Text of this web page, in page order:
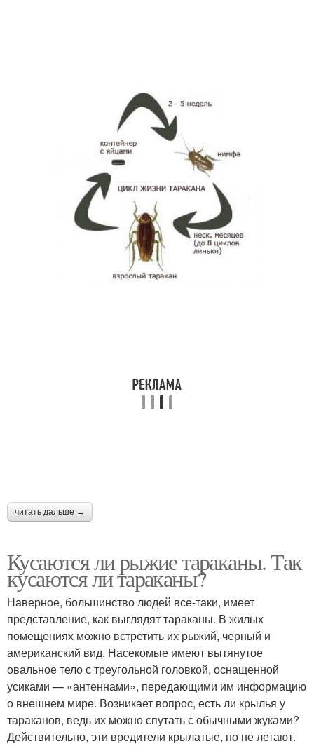
читать дальше →
Кусаются ли рыжие тараканы. Так
кусаются ли тараканы?
Наверное, большинство людей все-таки, имеет
представление, как выглядят тараканы. В жилых
помещениях можно встретить их рыжий, черный и
американский вид. Насекомые имеют вытянутое
овальное тело с треугольной головкой, оснащенной
усиками — «антеннами», передающими им информацию
о внешнем мире. Возникает вопрос, есть ли крылья у
тараканов, ведь их можно спутать с обычными жуками?
Действительно, эти вредители крылатые, но не летают.